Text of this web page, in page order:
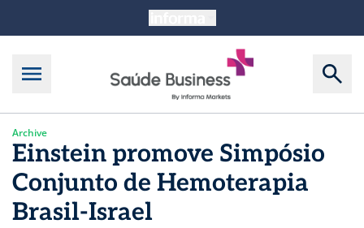
Archive
Einstein promove Simpósio
Conjunto de Hemoterapia
Brasil-Israel